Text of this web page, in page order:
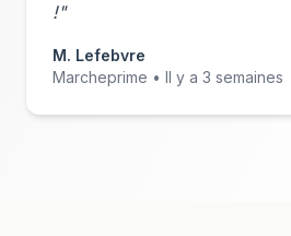
!"
M. Lefebvre
Marcheprime • Il y a 3 semaines